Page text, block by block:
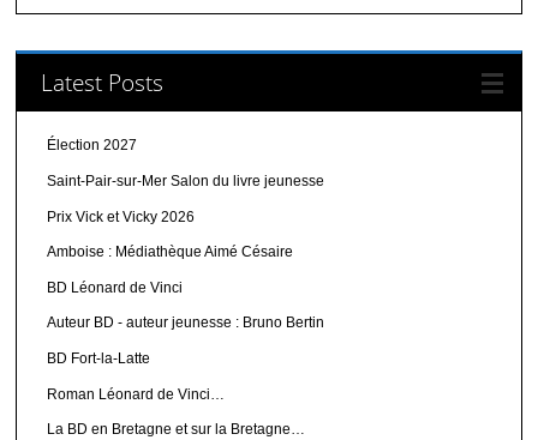
Latest Posts
Élection 2027
Saint-Pair-sur-Mer Salon du livre jeunesse
Prix Vick et Vicky 2026
Amboise : Médiathèque Aimé Césaire
BD Léonard de Vinci
Auteur BD - auteur jeunesse : Bruno Bertin
BD Fort-la-Latte
Roman Léonard de Vinci…
La BD en Bretagne et sur la Bretagne…